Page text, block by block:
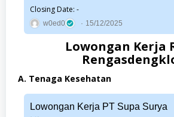
Closing Date: -
w0ed0 15/12/2025
Lowongan Kerja
A. Tenaga Kesehatan
Lowongan Kerja PT Supa Surya